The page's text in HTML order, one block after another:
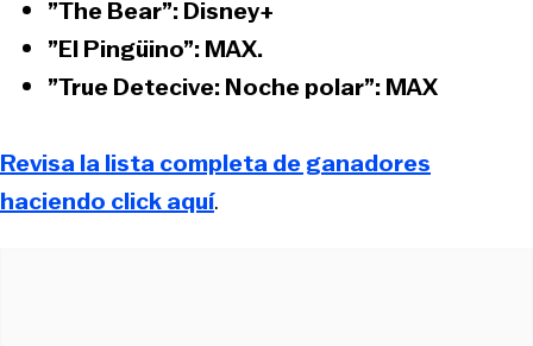
”The Bear”:Disney+
”El Pingüino”: MAX.
”True Detecive: Noche polar”: MAX
Revisa la lista completa de ganadores
haciendo click aquí.